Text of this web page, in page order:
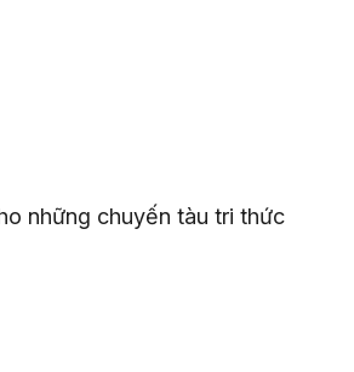
những chuyến tàu tri thức